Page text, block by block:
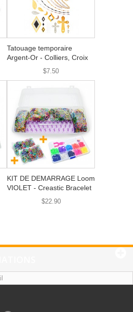
Tatouage temporaire
Argent-Or - Colliers, Croix
$7.50
KIT DE DEMARRAGE Loom
VIOLET - Creastic Bracelet
$22.90